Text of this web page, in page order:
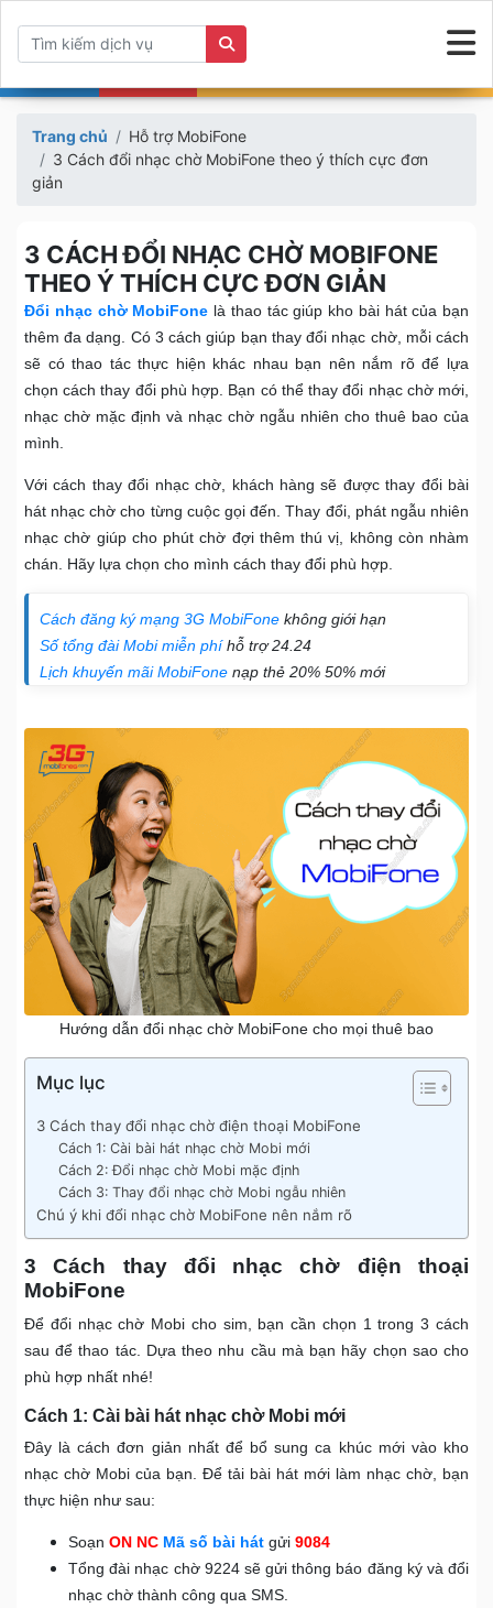
Trang chủ
Hỗ trợ MobiFone
3 Cách đổi nhạc chờ MobiFone theo ý thích cực đơn
giản
3 CÁCH ĐỔI NHẠC CHỜ MOBIFONE
THEO Ý THÍCH CỰC ĐƠN GIẢN
Đổi nhạc chờ MobiFone là thao tác giúp kho bài hát của bạn
thêm đa dạng. Có 3 cách giúp bạn thay đổi nhạc chờ, mỗi cách
sẽ có thao tác thực hiện khác nhau bạn nên nắm rõ để lựa
chọn cách thay đổi phù hợp. Bạn có thể thay đổi nhạc chờ mới,
nhạc chờ mặc định và nhạc chờ ngẫu nhiên cho thuê bao của
mình.
Với cách thay đổi nhạc chờ, khách hàng sẽ được thay đổi bài
hát nhạc chờ cho từng cuộc gọi đến. Thay đổi, phát ngẫu nhiên
nhạc chờ giúp cho phút chờ đợi thêm thú vị, không còn nhàm
chán. Hãy lựa chọn cho mình cách thay đổi phù hợp.
Cách đăng ký mạng 3G MobiFone không giới hạn
Số tổng đài Mobi miễn phíhỗ trợ 24.24
Lịch khuyến mãi MobiFone nạp thẻ 20% 50% mới
Hướng dẫn đổi nhạc chờ MobiFone cho mọi thuê bao
Mục lục
3 Cách thay đổi nhạc chờ điện thoại MobiFone
Cách 1: Cài bài hát nhạc chờ Mobi mới
Cách 2: Đổi nhạc chờ Mobi mặc định
Cách 3: Thay đổi nhạc chờ Mobi ngẫu nhiên
Chú ý khi đổi nhạc chờ MobiFone nên nắm rõ
3 Cách thay đổi nhạc chờ điện thoại
MobiFone
Để đổi nhạc chờ Mobi cho sim, bạn cần chọn 1 trong 3 cách
sau để thao tác. Dựa theo nhu cầu mà bạn hãy chọn sao cho
phù hợp nhất nhé!
Cách 1: Cài bài hát nhạc chờ Mobi mới
Đây là cách đơn giản nhất để bổ sung ca khúc mới vào kho
nhạc chờ Mobi của bạn. Để tải bài hát mới làm nhạc chờ, bạn
thực hiện như sau:
Soạn ON NC Mã số bài hát gửi 9084
Tổng đài nhạc chờ 9224 sẽ gửi thông báo đăng ký và đổi
nhạc chờ thành công qua SMS.